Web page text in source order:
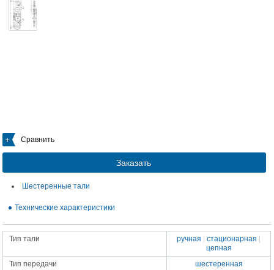
Сравнить
Заказать
Шестеренные тали
Технические характеристики
Тип тали ручная |стационарная
цепная
Тип передачи
шестеренная